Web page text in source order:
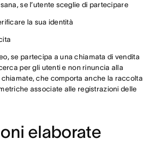
se l’utente sceglie di partecipare
la sua identità
se partecipa a una chiamata di vendita
per gli utenti e non rinuncia alla
che comporta anche la raccolta
associate alle registrazioni delle
elaborate